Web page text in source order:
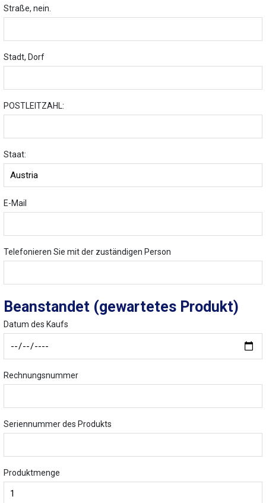
Straße, nein.
Stadt, Dorf
POSTLEITZAHL:
Staat:
E-Mail
Telefonieren Sie mit der zuständigen Person
Beanstandet (gewartetes Produkt)
Datum des Kaufs
Rechnungsnummer
Seriennummer des Produkts
Produktmenge